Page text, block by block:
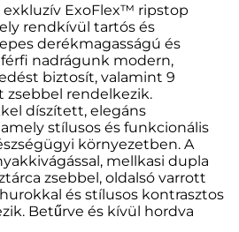
ExoFlex™ ripstop
rendkívül tartós és
derékmagasságú és
nadrágunk modern,
biztosít, valamint 9
zsebbel rendelkezik.
díszített, elegáns
stílusos és funkcionális
környezetben. A
mellkasi dupla
zsebbel, oldalsó varrott
és stílusos kontrasztos
Betűrve és kívül hordva